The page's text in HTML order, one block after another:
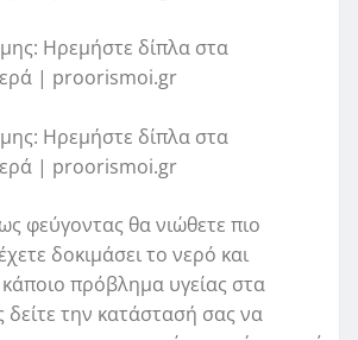
φεύγοντας θα νιώθετε πιο
δοκιμάσει το νερό και
κάποιο πρόβλημα υγείας στα
την κατάστασή σας να